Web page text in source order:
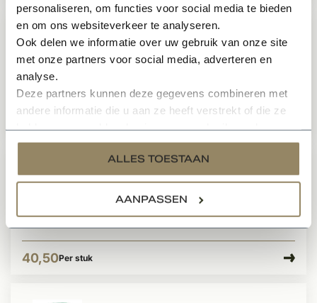
personaliseren, om functies voor social media te bieden
en om ons websiteverkeer te analyseren.
Ook delen we informatie over uw gebruik van onze site
met onze partners voor social media, adverteren en
analyse.
Deze partners kunnen deze gegevens combineren met
andere informatie die u aan ze heeft verstrekt of die ze
services.
ALLES TOESTAAN
AANPASSEN
Keramische estrikken Leemkleur
16x16cm
Supermat dweilwas en impregneer
voor poreuze tegels 2,5L
40,50Per stuk